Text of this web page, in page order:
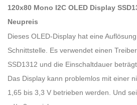
120x80 Mono I2C OLED Display
Neupreis
Dieses OLED-Display hat eine
Schnittstelle. Es verwendet einen
SSD1312 und die Einschaltdauer
Das Display kann problemlos mit einer
1,65 bis 3,3 V betrieben werden. Und